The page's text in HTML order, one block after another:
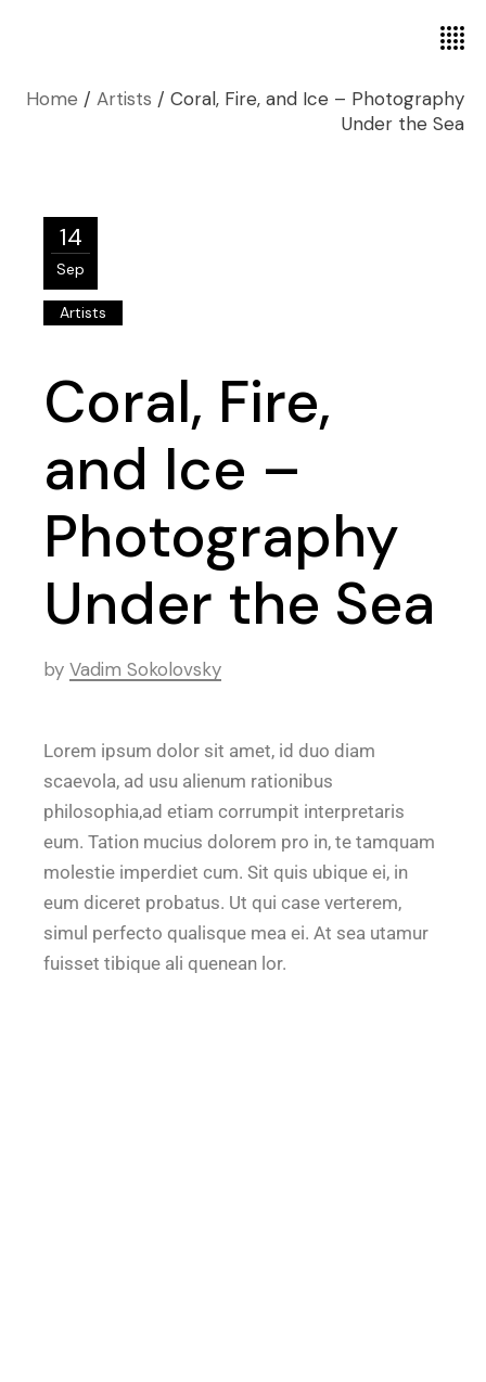
Home Artists
Coral, Fire, and Ice – Photography
Under the Sea
14
Sep
Artists
Coral, Fire,
and Ice –
Photography
Under the Sea
by Vadim Sokolovsky
Lorem ipsum dolor sit amet, id duo diam
scaevola, ad usu alienum rationibus
philosophia,ad etiam corrumpit interpretaris
eum. Tation mucius dolorem pro in, te tamquam
molestie imperdiet cum. Sit quis ubique ei, in
eum diceret probatus. Ut qui case verterem,
simul perfecto qualisque mea ei. At sea utamur
fuisset tibique ali quenean lor.